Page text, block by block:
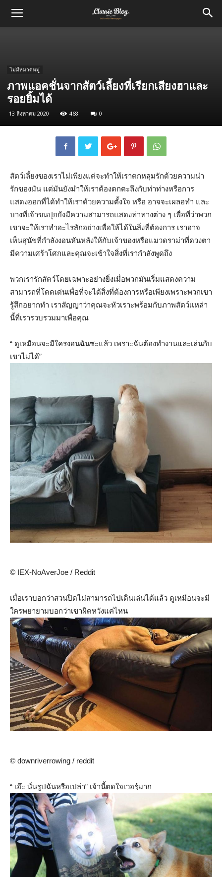
ไม่มีหมวดหมู่
ภาพแอคชั่นจากสัตว์เลี้ยงที่เรียกเสียงฮาและ
รอยยิ้มได้
13 สิงหาคม 2020 468 0
สัตว์เลี้ยงของเราไม่เพียงแต่จะทำให้เราตกหลุมรักด้วยความน่า
รักของมัน แต่มันยังมำให้เราต้องตกตะลึงกับท่าท่างหรือการ
แสดงออกที่ได้ทำให้เราด้วยความตั้งใจ หรือ อาจจะเผลอทำ และ
บางที่เจ้าขนปุยยังมีความสามารถแสดงท่าทางต่าง ๆ เพื่อที่ว่าพวก
เขาจะให้เราทำอะไรสักอย่างเพื่อให้ได้ในสิ่งที่ต้องการ เราอาจ
เห็นสุนัขที่กำลังงอนหันหลังให้กับเจ้าของหรือแมวดราม่าที่ดวงตา
มีความเศร้าโศกและคุณจะเข้าใจสิ่งที่เรากำลังพูดถึง
พวกเรารักสัตว์โดยเฉพาะอย่างยิ่งเมื่อพวกมันเริ่มแสดงความ
สามารถที่โดดเด่นเพื่อที่จะได้สิ่งที่ต้องการหรือเพียงเพราะพวกเขา
รู้สึกอยากทำ เราสัญญาว่าคุณจะหัวเราะพร้อมกับภาพสัตว์เเหล่า
นี้ที่เรารวบรวมมาเพื่อคุณ
“ ดูเหมือนจะมีใครงอนฉันซะแล้ว เพราะฉันต้องทำงานและเล่นกับ
เขาไม่ได้”
© IEX-NoAverJoe / Reddit
เมื่อเราบอกว่าสวนปิดไม่สามารถไปเดินเล่นได้แล้ว ดูเหมือนจะมี
ใครพยายามบอกว่าเขาผิดหวังแค่ไหน
© downriverrowing / reddit
“ เอ๊ะ นั่นรูปฉันหรือเปล่า” เจ้านี้ตดใจเวอรฺ์มาก